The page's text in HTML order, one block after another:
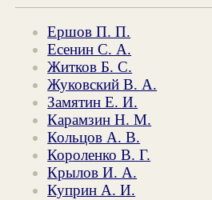
Ершов П. П.
Есенин С. А.
Житков Б. С.
Жуковский В. А.
Замятин Е. И.
Карамзин Н. М.
Кольцов А. В.
Короленко В. Г.
Крылов И. А.
Куприн А. И.